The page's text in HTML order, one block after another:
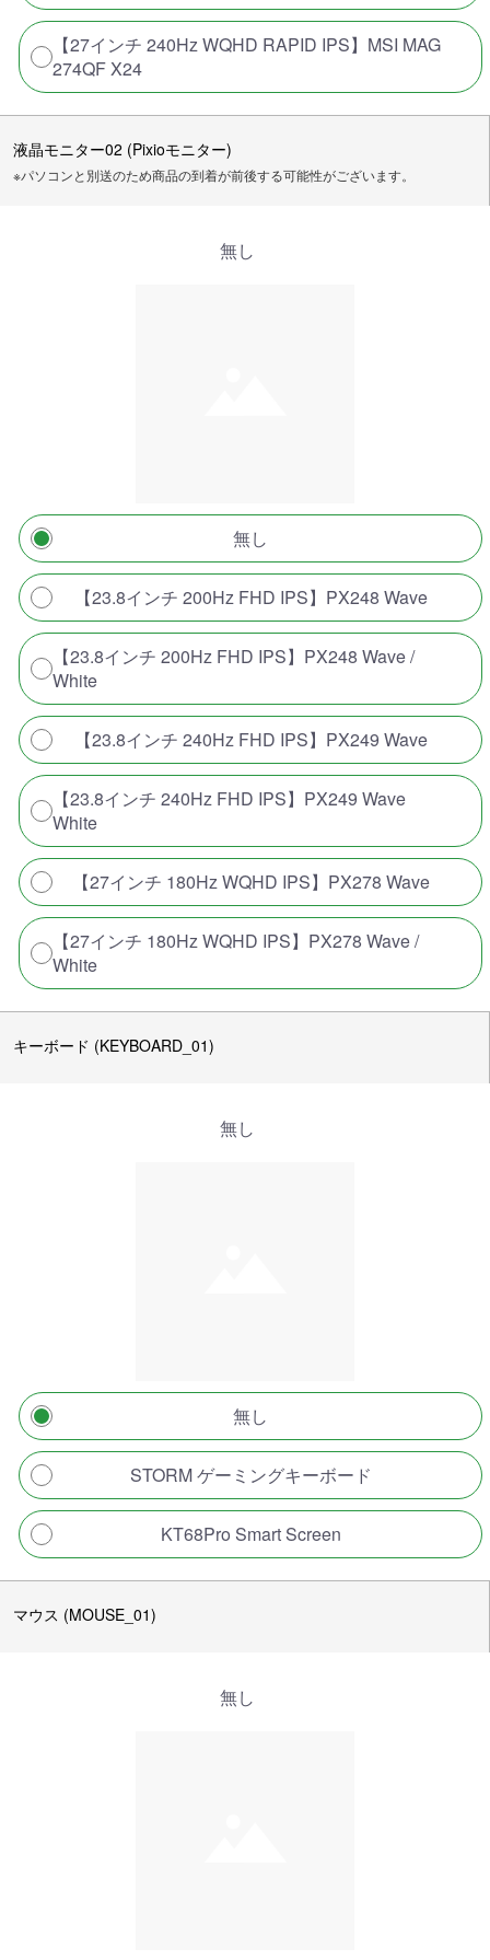
【27インチ 240Hz WQHD RAPID IPS】MSI MAG
274QF X24
液晶モニター02 (Pixioモニター)
※パソコンと別送のため商品の到着が前後する可能性がございます。
無し
無し
【23.8インチ 200Hz FHD IPS】PX248 Wave
【23.8インチ 200Hz FHD IPS】PX248 Wave /
White
【23.8インチ 240Hz FHD IPS】PX249 Wave
【23.8インチ 240Hz FHD IPS】PX249 Wave
White
【27インチ 180Hz WQHD IPS】PX278 Wave
【27インチ 180Hz WQHD IPS】PX278 Wave /
White
キーボード (KEYBOARD_01)
無し
無し
STORM ゲーミングキーボード
KT68Pro Smart Screen
マウス (MOUSE_01)
無し